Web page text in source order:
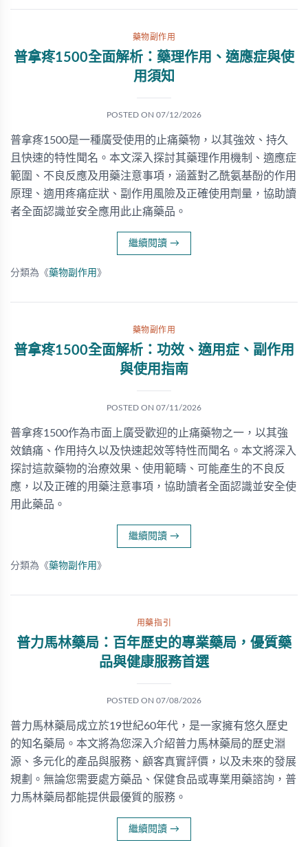
藥物副作用
普拿疼1500全面解析：藥理作用、適應症與使
用須知
POSTED ON 07/12/2026
普拿疼1500是一種廣受使用的止痛藥物，以其強效、持久
且快速的特性聞名。本文深入探討其藥理作用機制、適應症
範圍、不良反應及用藥注意事項，涵蓋對乙酰氨基酚的作用
原理、適用疼痛症狀、副作用風險及正確使用劑量，協助讀
者全面認識並安全應用此止痛藥品。
繼續閱讀 →
分類為《藥物副作用 》
藥物副作用
普拿疼1500全面解析：功效、適用症、副作用
與使用指南
POSTED ON 07/11/2026
普拿疼1500作為市面上廣受歡迎的止痛藥物之一，以其強
效鎮痛、作用持久以及快速起效等特性而聞名。本文將深入
探討這款藥物的治療效果、使用範疇、可能產生的不良反
應，以及正確的用藥注意事項，協助讀者全面認識並安全使
用此藥品。
繼續閱讀 →
分類為《藥物副作用 》
用藥指引
普力馬林藥局：百年歷史的專業藥局，優質藥
品與健康服務首選
POSTED ON 07/08/2026
普力馬林藥局成立於19世紀60年代，是一家擁有悠久歷史
的知名藥局。本文將為您深入介紹普力馬林藥局的歷史淵
源、多元化的產品與服務、顧客真實評價，以及未來的發展
規劃。無論您需要處方藥品、保健食品或專業用藥諮詢，普
力馬林藥局都能提供最優質的服務。
繼續閱讀 →